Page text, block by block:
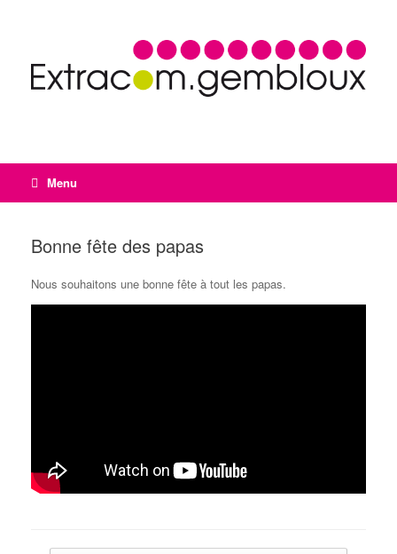
Menu
Bonne fête des papas
Nous souhaitons une bonne fête à tout les papas.